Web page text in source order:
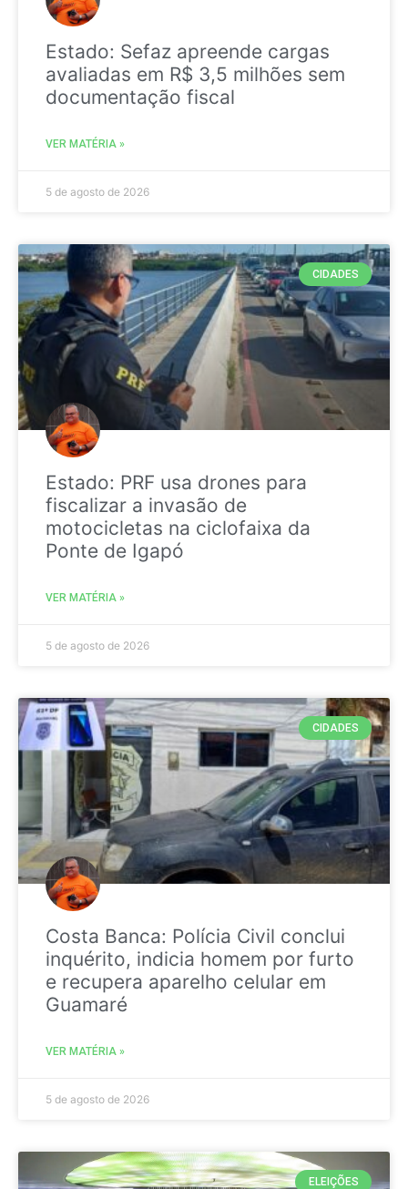
Estado: Sefaz apreende cargas
avaliadas em R$ 3,5 milhões sem
documentação fiscal
VER MATÉRIA »
5 de agosto de 2026
CIDADES
Estado: PRF usa drones para
fiscalizar a invasão de
motocicletas na ciclofaixa da
Ponte de Igapó
VER MATÉRIA »
5 de agosto de 2026
CIDADES
Costa Banca: Polícia Civil conclui
inquérito, indicia homem por furto
e recupera aparelho celular em
Guamaré
VER MATÉRIA »
5 de agosto de 2026
ELEIÇÕES